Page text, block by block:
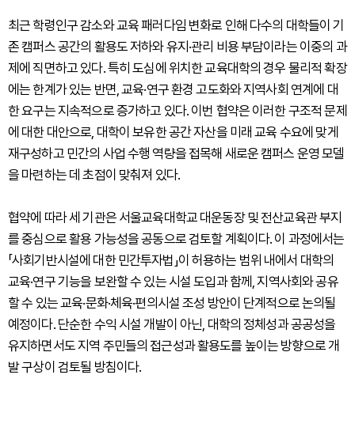
최근 학령인구 감소와 교육 패러다임 변화로 인해 다수의 대학들이 기
존 캠퍼스 공간의 활용도 저하와 유지·관리 비용 부담이라는 이중의 과
제에 직면하고 있다. 특히 도심에 위치한 교육대학의 경우 물리적 확장
에는 한계가 있는 반면, 교육·연구 환경 고도화와 지역사회 연계에 대
한 요구는 지속적으로 증가하고 있다. 이번 협약은 이러한 구조적 문제
에 대한 대안으로, 대학이 보유한 공간 자산을 미래 교육 수요에 맞게
재구성하고 민간의 사업 수행 역량을 접목해 새로운 캠퍼스 운영 모델
을 마련하는 데 초점이 맞춰져 있다.
협약에 따라 세 기관은 서울교육대학교 대운동장 및 전산교육관 부지
를 중심으로 활용 가능성을 공동으로 검토할 계획이다. 이 과정에서는
「사회기반시설에 대한 민간투자법」이 허용하는 범위 내에서 대학의
교육·연구 기능을 보완할 수 있는 시설 도입과 함께, 지역사회와 공유
할 수 있는 교육·문화·체육·편의시설 조성 방안이 단계적으로 논의될
예정이다. 단순한 수익 시설 개발이 아닌, 대학의 정체성과 공공성을
유지하면서도 지역 주민들의 접근성과 활용도를 높이는 방향으로 개
발 구상이 검토될 방침이다.